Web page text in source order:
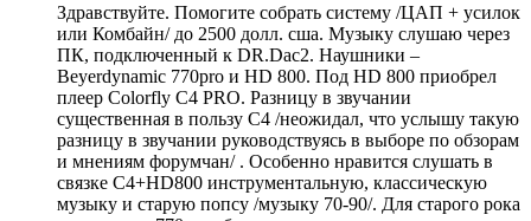
Здравствуйте. Помогите собрать систему /ЦАП + усилок
или Комбайн/ до 2500 долл. сша. Музыку слушаю через
ПК, подключенный к DR.Dac2. Наушники –
Beyerdynamic 770pro и HD 800. Под HD 800 приобрел
плеер Colorfly C4 PRO. Разницу в звучании
существенная в пользу C4 /неожидал, что услышу такую
разницу в звучании руководствуясь в выборе по обзорам
и мнениям форумчан/ . Особенно нравится слушать в
связке С4+HD800 инструментальную, классическую
музыку и старую попсу /музыку 70-90/. Для старого рока